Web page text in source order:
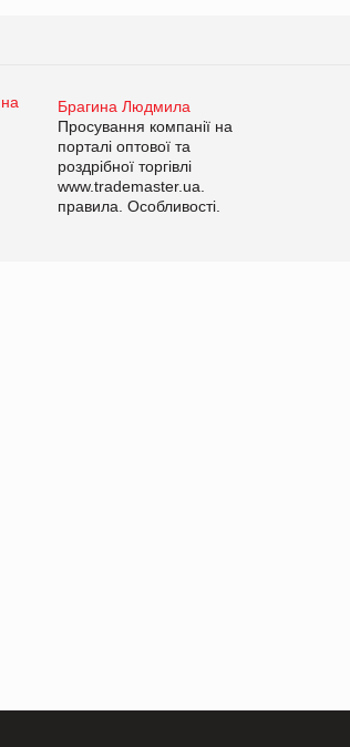
Брагина Людмила
Просування компанії на
порталі оптової та
роздрібної торгівлі
www.trademaster.ua.
правила. Особливості.